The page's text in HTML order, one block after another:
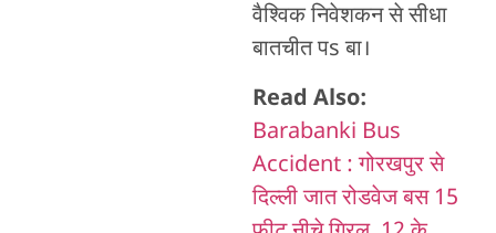
वैश्विक निवेशकन से सीधा
बातचीत पs बा।
Read Also:
Barabanki Bus
Accident : गोरखपुर से
दिल्ली जात रोडवेज बस 15